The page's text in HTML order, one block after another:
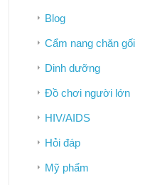
Blog
Cẩm nang chăn gối
Dinh dưỡng
Đồ chơi người lớn
HIV/AIDS
Hỏi đáp
Mỹ phẩm